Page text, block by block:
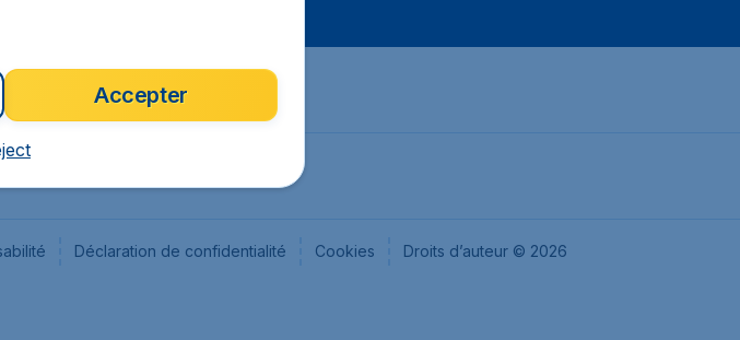
Déclaration de confidentialité Cookies Droits d’auteur © 2026
Accepter